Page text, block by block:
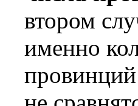
втором
именно
провинций